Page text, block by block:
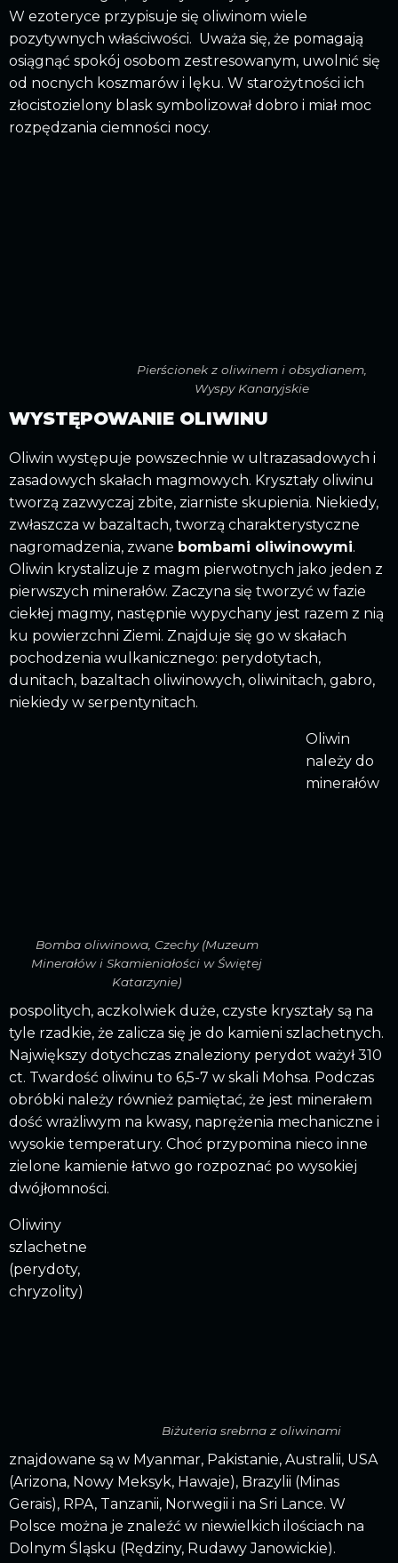
W ezoteryce przypisuje się oliwinom wiele
pozytywnych właściwości. Uważa się, że pomagają
osiągnąć spokój osobom zestresowanym, uwolnić się
od nocnych koszmarów i lęku. W starożytności ich
złocistozielony blask symbolizował dobro i miał moc
rozpędzania ciemności nocy.
Pierścionek z oliwinem i obsydianem,
Wyspy Kanaryjskie
WYSTĘPOWANIE OLIWINU
Oliwin występuje powszechnie w ultrazasadowych i
zasadowych skałach magmowych. Kryształy oliwinu
tworzą zazwyczaj zbite, ziarniste skupienia. Niekiedy,
zwłaszcza w bazaltach, tworzą charakterystyczne
nagromadzenia, zwane bombami oliwinowymi.
Oliwin krystalizuje z magm pierwotnych jako jeden z
pierwszych minerałów. Zaczyna się tworzyć w fazie
ciekłej magmy, następnie wypychany jest razem z nią
ku powierzchni Ziemi. Znajduje się go w skałach
pochodzenia wulkanicznego: perydotytach,
dunitach, bazaltach oliwinowych, oliwinitach, gabro,
niekiedy w serpentynitach.
Bomba oliwinowa, Czechy (Muzeum
Minerałów i Skamieniałości w Świętej
Katarzynie)
Oliwin
należy do
minerałów
pospolitych, aczkolwiek duże, czyste kryształy są na
tyle rzadkie, że zalicza się je do kamieni szlachetnych.
Największy dotychczas znaleziony perydot ważył 310
ct. Twardość oliwinu to 6,5-7 w skali Mohsa. Podczas
obróbki należy również pamiętać, że jest minerałem
dość wrażliwym na kwasy, naprężenia mechaniczne i
wysokie temperatury. Choć przypomina nieco inne
zielone kamienie łatwo go rozpoznać po wysokiej
dwójłomności.
Biżuteria srebrna z oliwinami
Oliwiny
szlachetne
(perydoty,
chryzolity)
znajdowane są w Myanmar, Pakistanie, Australii, USA
(Arizona, Nowy Meksyk, Hawaje), Brazylii (Minas
Gerais), RPA, Tanzanii, Norwegii i na Sri Lance. W
Polsce można je znaleźć w niewielkich ilościach na
Dolnym Śląsku (Rędziny, Rudawy Janowickie).